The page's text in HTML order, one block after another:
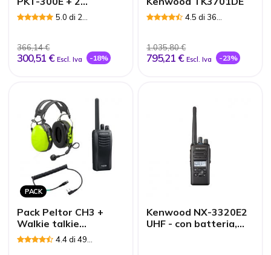
auricolari con
microfono a clip
5.0 di 2
366,14 €
300,51 € Escl. Iva -18%
4.5 di 36
1.035,80 €
795,21 € Escl. Iva -23%
PACK
Pack Peltor CH3 +
Walkie talkie
Kenwood TK-3501
4.4 di 49
Kenwood NX-3320E2
UHF - con batteria,